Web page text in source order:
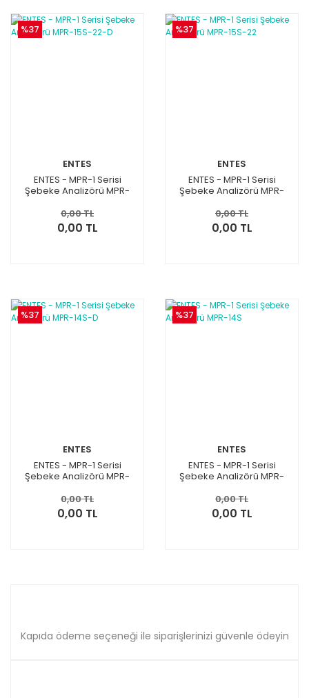
%37
ENTES
ENTES - MPR-1 Serisi
Şebeke Analizörü MPR-
0,00 TL
0,00 TL
%37
ENTES
ENTES - MPR-1 Serisi
Şebeke Analizörü MPR-
0,00 TL
0,00 TL
%37
ENTES
ENTES - MPR-1 Serisi
Şebeke Analizörü MPR-
0,00 TL
0,00 TL
%37
ENTES
ENTES - MPR-1 Serisi
Şebeke Analizörü MPR-
0,00 TL
0,00 TL
Kapıda ödeme seçeneği ile siparişlerinizi güvenle ödeyin